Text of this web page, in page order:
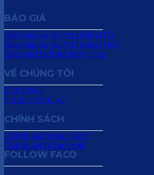
BÁO GIÁ
Báo giá xây dựng phần thô
Báo giá xây dựng hoàn thiện
Báo giá thiết kế kiến trúc
VỀ CHÚNG TÔI
Giới thiệu
Hồ sơ năng lực
CHÍNH SÁCH
Chính sách bảo hành
Chính sách bảo mật
FOLLOW FACO